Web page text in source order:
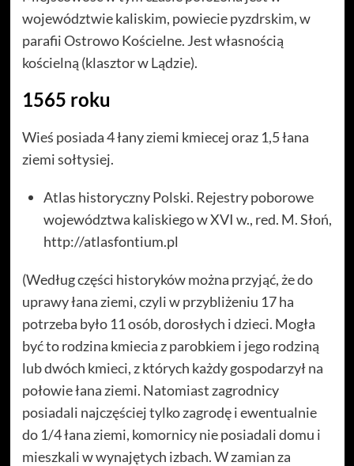
województwie kaliskim, powiecie pyzdrskim, w
parafii Ostrowo Kościelne. Jest własnością
kościelną (klasztor w Lądzie).
1565 roku
Wieś posiada 4 łany ziemi kmiecej oraz 1,5 łana
ziemi sołtysiej.
Atlas historyczny Polski. Rejestry poborowe
województwa kaliskiego w XVI w., red. M. Słoń,
http://atlasfontium.pl
(Według części historyków można przyjąć, że do
uprawy łana ziemi, czyli w przybliżeniu 17 ha
potrzeba było 11 osób, dorosłych i dzieci. Mogła
być to rodzina kmiecia z parobkiem i jego rodziną
lub dwóch kmieci, z których każdy gospodarzył na
połowie łana ziemi. Natomiast zagrodnicy
posiadali najczęściej tylko zagrodę i ewentualnie
do 1/4 łana ziemi, komornicy nie posiadali domu i
mieszkali w wynajętych izbach. W zamian za